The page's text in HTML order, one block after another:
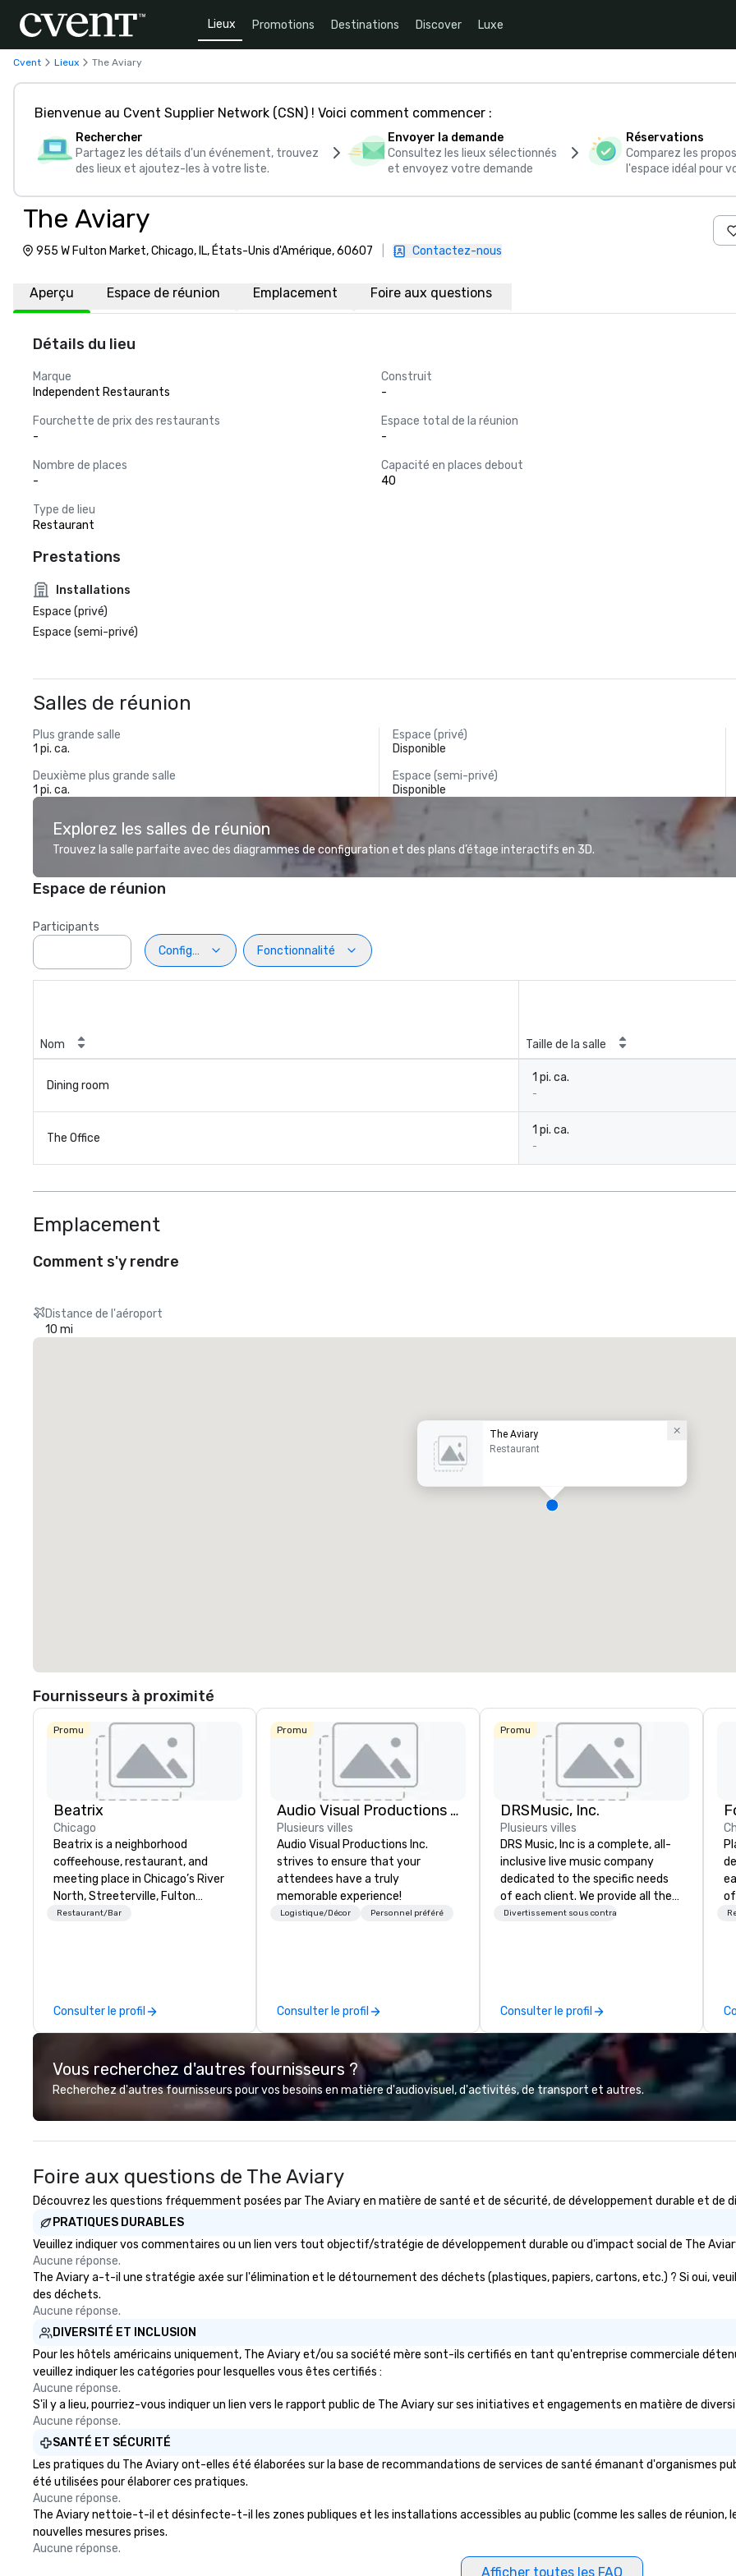
Lieux Promotions Destinations Discover Luxe
Cvent Lieux The Aviary
Bienvenue au Cvent Supplier Network (CSN) ! Voici comment commencer :
Rechercher
Partagez les détails d'un événement, trouvez
des lieux et ajoutez-les à votre liste.
Envoyer la demande
Consultez les lieux sélectionnés
et envoyez votre demande
Réservations
Comparez les
l'espace idéal pour
The Aviary
955 W Fulton Market, Chicago, IL, États-Unis d'Amérique, 60607 Contactez-nous
Aperçu Espace de réunion Emplacement Foire aux questions
Détails du lieu
Marque
Independent Restaurants
Construit
-
Fourchette de prix des restaurants
-
Espace total de la réunion
-
Nombre de places
-
Capacité en places debout
40
Type de lieu
Restaurant
Prestations
Installations
Espace (privé)
Espace (semi-privé)
Salles de réunion
Plus grande salle
1 pi. ca.
Espace (privé)
Disponible
Deuxième plus grande salle
1 pi. ca.
Espace (semi-privé)
Disponible
Explorez les salles de réunion
Trouvez la salle parfaite avec des diagrammes de configuration et des plans d’étage interactifs en 3D.
Espace de réunion
Participants
Configuration
Fonctionnalité
Nom Taille de la salle
Dining room
1 pi. ca.
-
The Office
1 pi. ca.
-
Emplacement
Comment s'y rendre
Distance de l'aéroport
10 mi
The Aviary
Restaurant
Fournisseurs à proximité
Promu
Beatrix
Chicago
Beatrix is a neighborhood
coffeehouse, restaurant, and
meeting place in Chicago’s River
North, Streeterville, Fulton
Market, Loop, and Oak Brook
menu features healthy meets
delicious options, and is known for
counter, including signature
cookies and in-house pastry
pride in serving a menu that
caters to all food preferences,
vegetarian and vegan options.
Restaurant/Bar
Consulter le profil
Promu
Audio Visual Productions Inc.
Plusieurs villes
Audio Visual Productions Inc.
strives to ensure that your
attendees have a truly
memorable experience!
Logistique/Décor Personnel préféré
Consulter le profil
Promu
DRSMusic, Inc.
Plusieurs villes
DRS Music, Inc is a complete, all-
inclusive live music company
dedicated to the specific needs
of each client. We provide all the
music for your celebration. Our 8,
MC to handle all
announcements/introductions 2.
Free Song Requests 3. DJ for
band breaks 4. State of the art
sound system 5. Stage lighting 6.
Free, personalized gift for your
guests to sign 7. Customizable
schedule template 8. Complete
Yale, Northwestern, McDonalds,
Chicago Bulls First Band Voted
the Knot and Best of Wedding
Divertissement sous contrat
Consulter le profil
of
in
Vous recherchez d'autres fournisseurs ?
Recherchez d'autres fournisseurs pour vos besoins en matière d'audiovisuel, d'activités, de transport et autres.
Foire aux questions de The Aviary
Découvrez les questions fréquemment posées par The Aviary en matière de santé et de sécurité, de développement durable et de
PRATIQUES DURABLES
Veuillez indiquer vos commentaires ou un lien vers tout objectif/stratégie de développement durable ou d'impact social de The
Aucune réponse.
The Aviary a-t-il une stratégie axée sur l'élimination et le détournement des déchets (plastiques, papiers, cartons, etc.) ? Si oui,
des déchets.
Aucune réponse.
DIVERSITÉ ET INCLUSION
Pour les hôtels américains uniquement, The Aviary et/ou sa société mère sont-ils certifiés en tant qu'entreprise commerciale
veuillez indiquer les catégories pour lesquelles vous êtes certifiés :
Aucune réponse.
S'il y a lieu, pourriez-vous indiquer un lien vers le rapport public de The Aviary sur ses initiatives et engagements en matière de
Aucune réponse.
SANTÉ ET SÉCURITÉ
Les pratiques du The Aviary ont-elles été élaborées sur la base de recommandations de services de santé émanant d'organismes
été utilisées pour élaborer ces pratiques.
Aucune réponse.
The Aviary nettoie-t-il et désinfecte-t-il les zones publiques et les installations accessibles au public (comme les salles de réunion,
nouvelles mesures prises.
Aucune réponse.
Afficher toutes les FAQ